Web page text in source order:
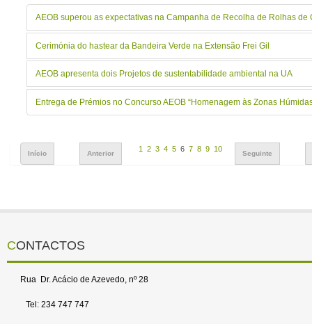
AEOB superou as expectativas na Campanha de Recolha de Rolhas de
Cerimónia do hastear da Bandeira Verde na Extensão Frei Gil
AEOB apresenta dois Projetos de sustentabilidade ambiental na UA
Entrega de Prémios no Concurso AEOB “Homenagem às Zonas
Início Anterior
1 2 3 4 5 6 7 8 9 10
Seguinte
CONTACTOS
Rua Dr. Acácio de Azevedo, nº 28
Tel: 234 747 747